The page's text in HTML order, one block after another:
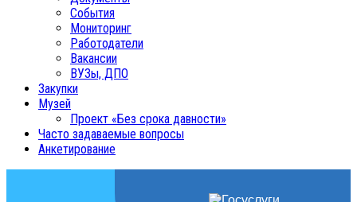
События
Мониторинг
Работодатели
Вакансии
ВУЗы, ДПО
Закупки
Музей
Проект «Без срока давности»
Часто задаваемые вопросы
Анкетирование